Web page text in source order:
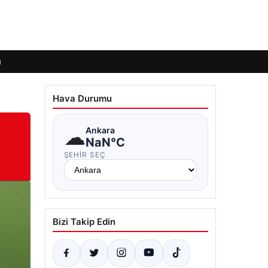
Hava Durumu
☁Ankara
NaN°C
ŞEHIR SEÇ
Bizi Takip Edin